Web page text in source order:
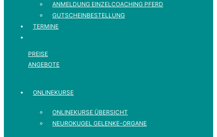
ANMELDUNG EINZELCOACHING PFERD
GUTSCHEINBESTELLUNG
TERMINE
PREISE
ANGEBOTE
ONLINEKURSE
ONLINEKURSE ÜBERSICHT
NEUROKUGEL GELENKE-ORGANE